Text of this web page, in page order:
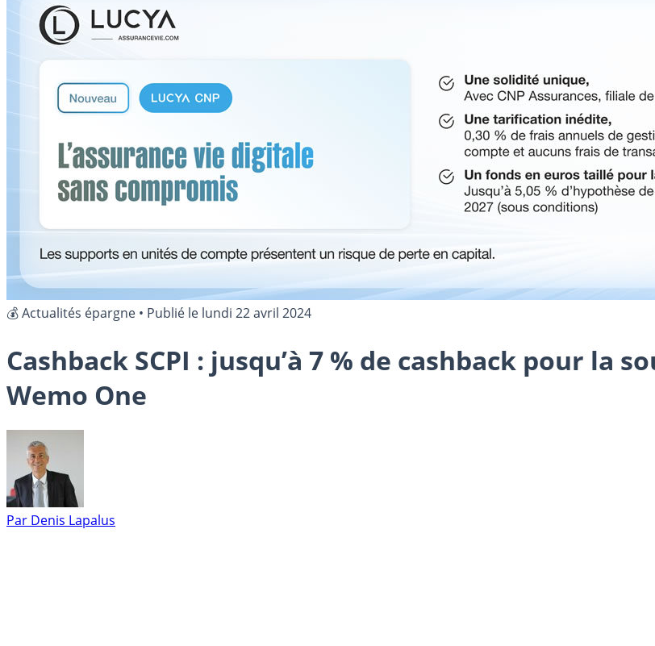
💰 Actualités épargne • Publié le lundi 22 avril 2024
Cashback SCPI : jusqu’à 7 % de cashback pour la
Wemo One
Par Denis Lapalus